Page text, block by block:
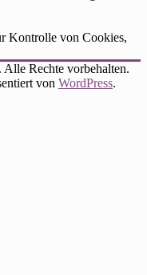
Kontrolle von Cookies,
. Alle Rechte vorbehalten.
von WordPress.